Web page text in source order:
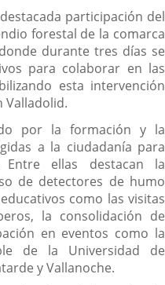
participación del
forestal de la comarca
durante tres días se
para colaborar en las
esta intervención
Valladolid.
por la formación y la
a la ciudadanía para
ellas destacan la
de detectores de humo
como las visitas
la consolidación de
en eventos como la
de la Universidad de
y Vallanoche.